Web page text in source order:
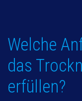
Welche
das
erfüllen?